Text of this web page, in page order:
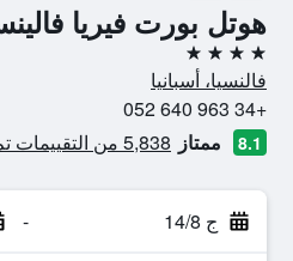
هوتل بورت فيريا
4 نجوم
فالنسيا، أسبانيا
+34 963 640 052
8.1 ممتاز 5,838 من التقييمات تم التحقق منها
ج 14/8 -